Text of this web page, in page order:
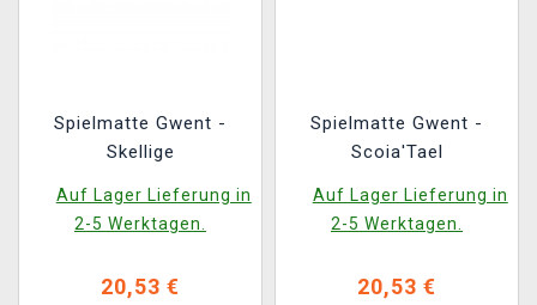
Spielmatte Gwent -
Skellige
Auf Lager Lieferung in
2-5 Werktagen.
20,53 €
Spielmatte Gwent -
Scoia'Tael
Auf Lager Lieferung in
2-5 Werktagen.
20,53 €